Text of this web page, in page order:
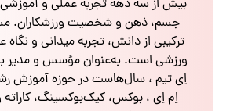
بیش از سه دهه تجربه عملی و آموزشی
جسم، ذهن و شخصیت ورزشکاران.
ترکیبی از دانش، تجربه میدانی و نگاه
ورزشی است. به‌عنوان مؤسس و مدیر
اِی تیم ، سال‌هاست در حوزه آموزش
اِم اِی ، بوکس، کیک‌بوکسینگ،